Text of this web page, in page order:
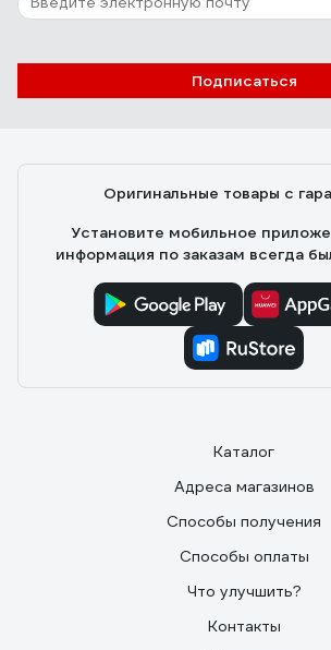
Подписаться
Оригинальные товары с
Установите мобильное
информация по заказам всегда
Каталог
Адреса магазинов
Способы получения
Способы оплаты
Что улучшить?
Контакты